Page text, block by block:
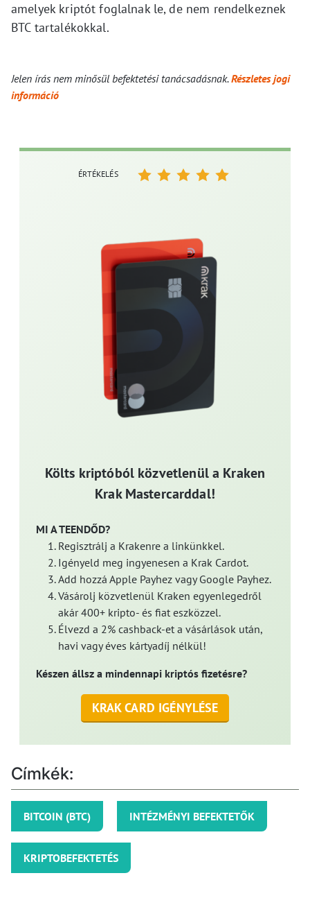
amelyek kriptót foglalnak le, de nem rendelkeznek
BTC tartalékokkal.
Jelen írás nem minősül befektetési tanácsadásnak.Részletes jogi
információ
Költs kriptóból közvetlenül a Kraken
Krak Mastercarddal!
MI A TEENDŐD?
Regisztrálj a Krakenre a linkünkkel.
Igényeld meg ingyenesen a Krak Cardot.
Add hozzá Apple Payhez vagy Google Payhez.
Vásárolj közvetlenül Kraken egyenlegedről
akár 400+ kripto- és fiat eszközzel.
Élvezd a 2% cashback-et a vásárlások után,
havi vagy éves kártyadíj nélkül!
Készen állsz a mindennapi kriptós fizetésre?
KRAK CARD IGÉNYLÉSE
ÉRTÉKELÉS
Címkék:
BITCOIN (BTC) INTÉZMÉNYI BEFEKTETŐK
KRIPTOBEFEKTETÉS